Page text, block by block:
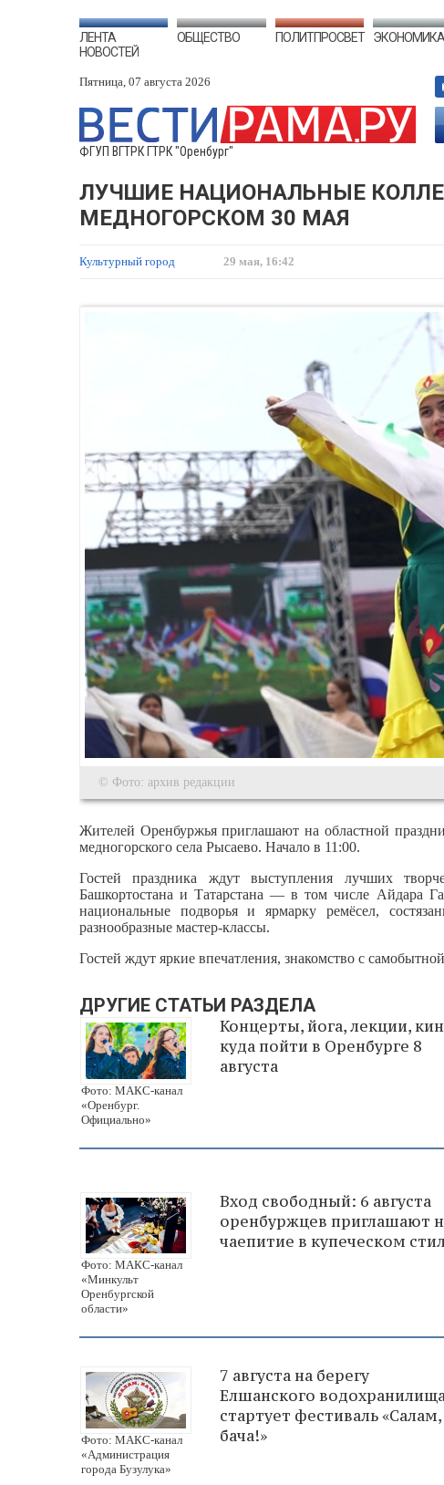
ЛЕНТА
НОВОСТЕЙ
ОБЩЕСТВО ПОЛИТПРОСВЕТ ЭКОНОМИКА
Пятница, 07 августа 2026
ФГУП ВГТРК ГТРК "Оренбург"
ЛУЧШИЕ НАЦИОНАЛЬНЫЕ
МЕДНОГОРСКОМ 30 МАЯ
Культурный город 29 мая, 16:42
© Фото: архив редакции
Жителей Оренбуржья приглашают на областной
медногорского села Рысаево. Начало в 11:00.
Гостей праздника ждут выступления лучших
Башкортостана и Татарстана — в том числе Айдара
национальные подворья и ярмарку ремёсел,
разнообразные мастер‑классы.
Гостей ждут яркие впечатления, знакомство с
ДРУГИЕ СТАТЬИ РАЗДЕЛА
Фото: МАКС-канал
«Оренбург.
Официально»
Концерты, йога, лекции,
куда пойти в Оренбурге 8
августа
Фото: МАКС-канал
«Минкульт
Оренбургской
области»
Вход свободный: 6 августа
оренбуржцев приглашают
чаепитие в купеческом
Фото: МАКС-канал
«Администрация
города Бузулука»
7 августа на берегу
Елшанского
стартует фестиваль «Салам,
бача!»